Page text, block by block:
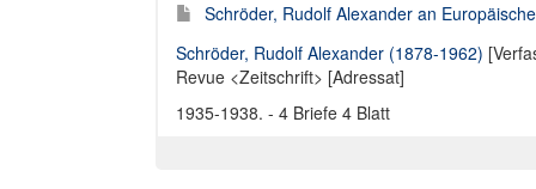
Schröder, Rudolf Alexander an
Schröder, Rudolf Alexander (1878-1962)
Revue <Zeitschrift> [Adressat]
1935-1938. - 4 Briefe 4 Blatt